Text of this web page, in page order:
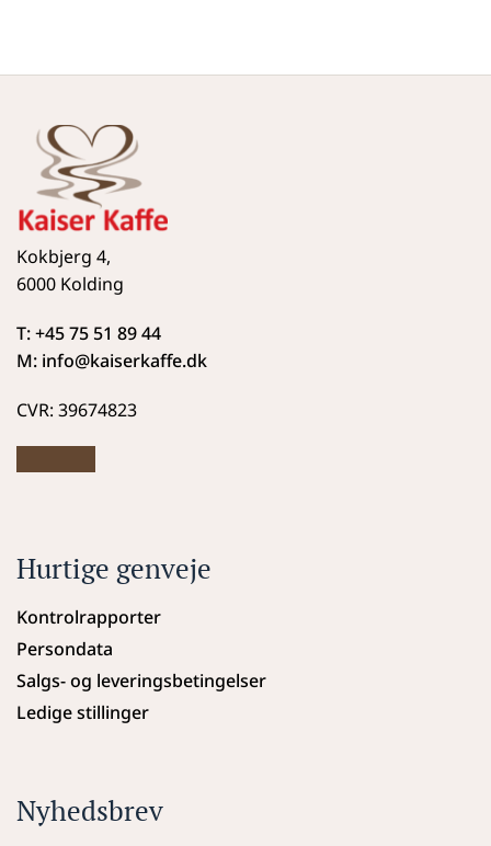
Kokbjerg 4,
6000 Kolding
T: +45 75 51 89 44
M: info@kaiserkaffe.dk
CVR: 39674823
Hurtige genveje
Kontrolrapporter
Persondata
Salgs- og leveringsbetingelser
Ledige stillinger
Nyhedsbrev